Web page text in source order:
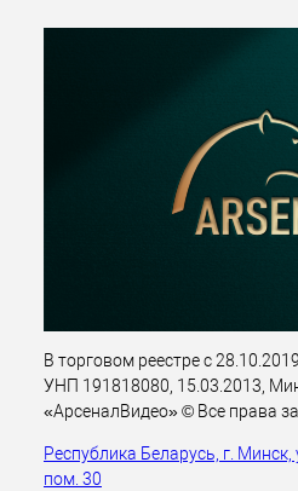
В торговом реестре с
УНП 191818080, 15.03.2013,
«АрсеналВидео» © Все права
Республика Беларусь, г. Минск,
пом. 30